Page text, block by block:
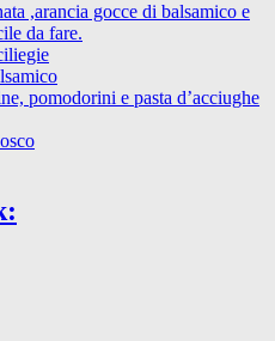
,arancia gocce di balsamico e
da fare.
pomodorini e pasta d’acciughe